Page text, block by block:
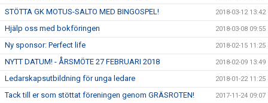
STÖTTA GK MOTUS-SALTO MED BINGOSPEL! 2018-03-12 13:42
Hjälp oss med bokföringen 2018-03-08 09:55
Ny sponsor: Perfect life 2018-02-15 11:25
NYTT DATUM! - ÅRSMÖTE 27 FEBRUARI 2018 2018-02-09 13:49
Ledarskapsutbildning för unga ledare 2018-01-22 11:25
Tack till er som stöttat föreningen genom GRÄSROTEN! 2017-11-24 09:07